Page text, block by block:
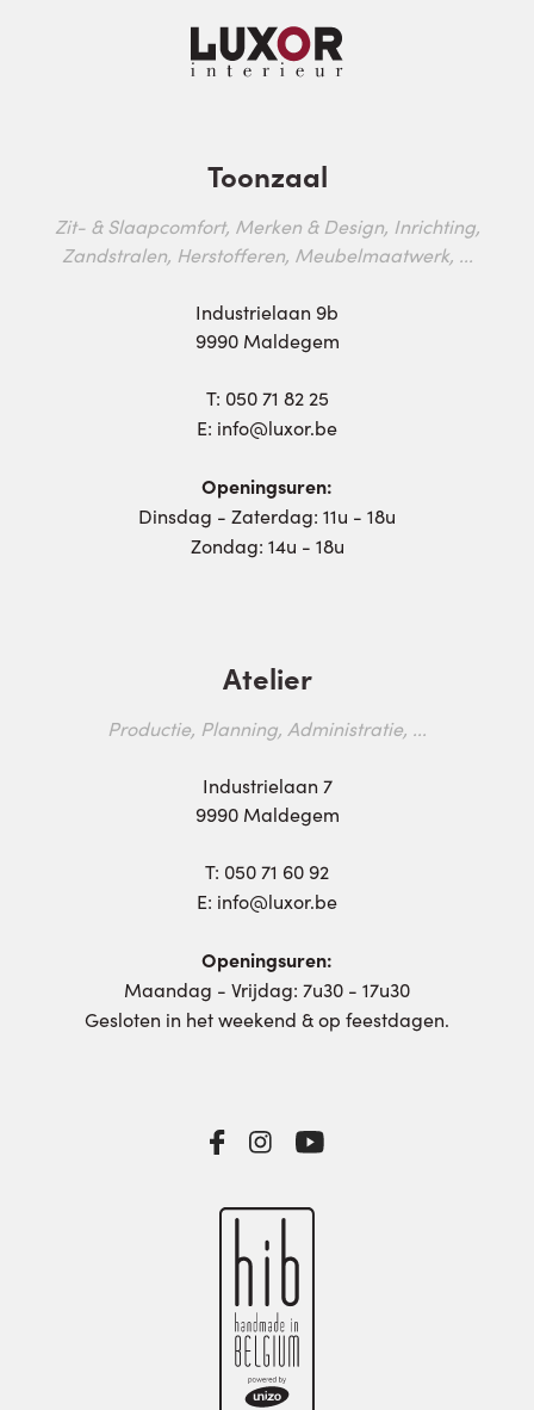
Toonzaal
Zit- & Slaapcomfort, Merken & Design, Inrichting,
Zandstralen, Herstofferen, Meubelmaatwerk, ...
Industrielaan 9b
9990 Maldegem
T: 050 71 82 25
E: info@luxor.be
Openingsuren:
Dinsdag - Zaterdag: 11u - 18u
Zondag: 14u - 18u
Atelier
Productie, Planning, Administratie, ...
Industrielaan 7
9990 Maldegem
T: 050 71 60 92
E: info@luxor.be
Openingsuren:
Maandag - Vrijdag: 7u30 - 17u30
Gesloten in het weekend & op feestdagen.